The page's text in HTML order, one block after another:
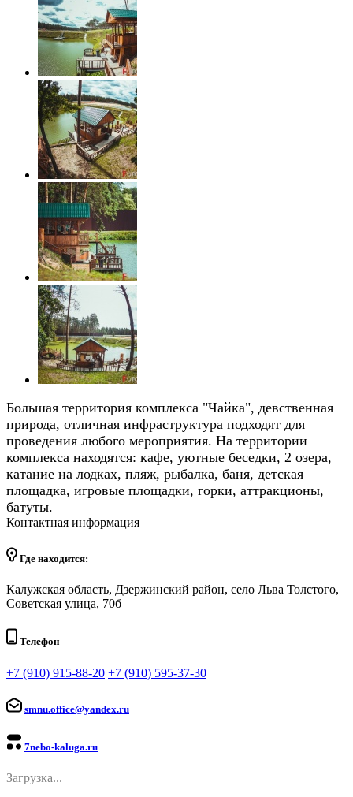
Большая территория комплекса "Чайка", девственная
природа, отличная инфраструктура подходят для
проведения любого мероприятия. На территории
комплекса находятся: кафе, уютные беседки, 2 озера,
катание на лодках, пляж, рыбалка, баня, детская
площадка, игровые площадки, горки, аттракционы,
батуты.
Контактная информация
Где находится:
Калужская область, Дзержинский район, село Льва Толстого,
Советская улица, 70б
Телефон
+7 (910) 915-88-20 +7 (910) 595-37-30
smnu.office@yandex.ru
7nebo-kaluga.ru
Загрузка...